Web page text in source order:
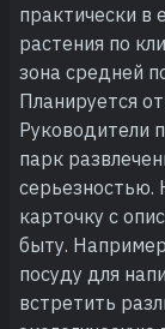
практически в
растения по
зона средней
Планируется
Руководители
парк
карточку с
быту.
посуду для
встретить